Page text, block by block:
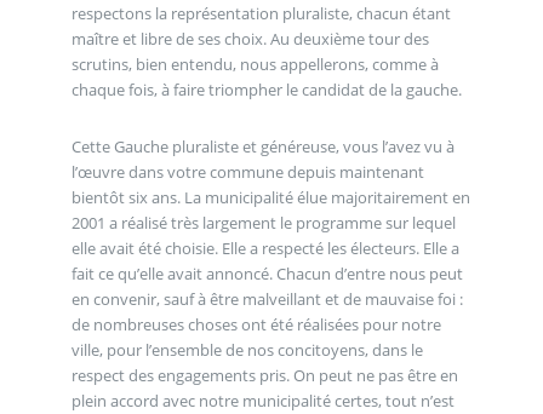
respectons la représentation pluraliste, chacun étant
maître et libre de ses choix. Au deuxième tour des
scrutins, bien entendu, nous appellerons, comme à
chaque fois, à faire triompher le candidat de la gauche.
Cette Gauche pluraliste et généreuse, vous l’avez vu à
l’œuvre dans votre commune depuis maintenant
bientôt six ans. La municipalité élue majoritairement en
2001 a réalisé très largement le programme sur lequel
elle avait été choisie. Elle a respecté les électeurs. Elle a
fait ce qu’elle avait annoncé. Chacun d’entre nous peut
en convenir, sauf à être malveillant et de mauvaise foi :
de nombreuses choses ont été réalisées pour notre
ville, pour l’ensemble de nos concitoyens, dans le
respect des engagements pris. On peut ne pas être en
plein accord avec notre municipalité certes, tout n’est